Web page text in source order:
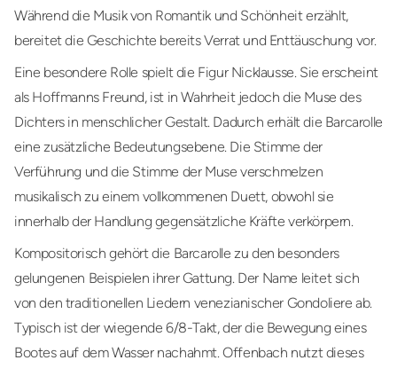
Während die Musik von Romantik und Schönheit erzählt,
bereitet die Geschichte bereits Verrat und Enttäuschung vor.
Eine besondere Rolle spielt die Figur Nicklausse. Sie erscheint
als Hoffmanns Freund, ist in Wahrheit jedoch die Muse des
Dichters in menschlicher Gestalt. Dadurch erhält die Barcarolle
eine zusätzliche Bedeutungsebene. Die Stimme der
Verführung und die Stimme der Muse verschmelzen
musikalisch zu einem vollkommenen Duett, obwohl sie
innerhalb der Handlung gegensätzliche Kräfte verkörpern.
Kompositorisch gehört die Barcarolle zu den besonders
gelungenen Beispielen ihrer Gattung. Der Name leitet sich
von den traditionellen Liedern venezianischer Gondoliere ab.
Typisch ist der wiegende 6/8-Takt, der die Bewegung eines
Bootes auf dem Wasser nachahmt. Offenbach nutzt dieses